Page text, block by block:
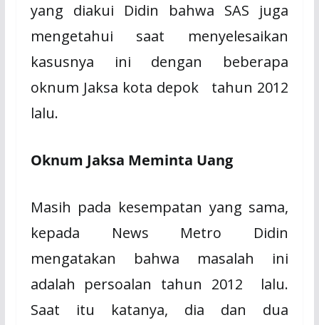
yang diakui Didin bahwa SAS juga
mengetahui saat menyelesaikan
kasusnya ini dengan beberapa
oknum Jaksa kota depok tahun 2012
lalu.
Oknum Jaksa Meminta Uang
Masih pada kesempatan yang sama,
kepada News Metro Didin
mengatakan bahwa masalah ini
adalah persoalan tahun 2012
lalu.
Saat itu katanya, dia dan dua